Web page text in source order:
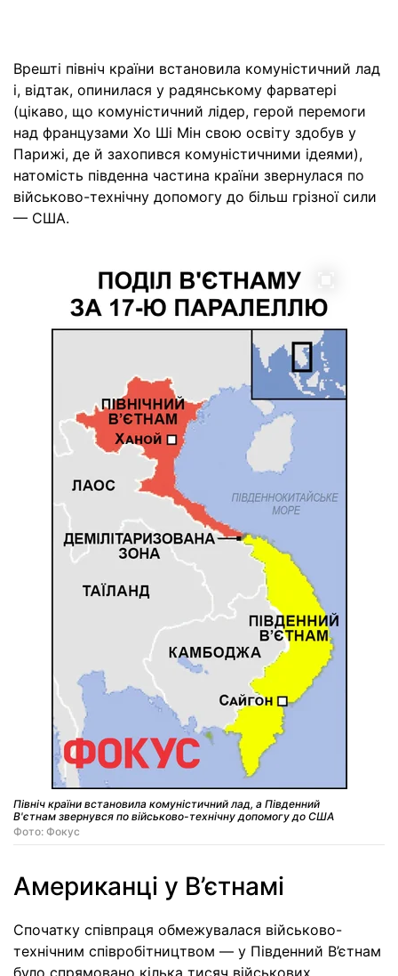
Врешті північ країни встановила комуністичний лад
і, відтак, опинилася у радянському фарватері
(цікаво, що комуністичний лідер, герой перемоги
над французами Хо Ші Мін свою освіту здобув у
Парижі, де й захопився комуністичними ідеями),
натомість південна частина країни звернулася по
військово-технічну допомогу до більш грізної сили
— США.
Північ країни встановила комуністичний лад, а Південний
В'єтнам звернувся по військово-технічну допомогу до США
Фото: Фокус
Американці у В’єтнамі
Спочатку співпраця обмежувалася військово-
технічним співробітництвом — у Південний В’єтнам
було спрямовано кілька тисяч військових